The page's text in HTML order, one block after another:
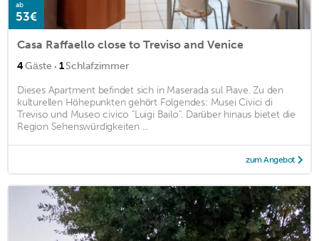
ab
53€
Casa Raffaello close to Treviso and Venice
4Gäste · 1Schlafzimmer
Dieses Apartment befindet sich in Maserada sul Piave. Zu den
kulturellen Höhepunkten gehört Folgendes: Musei Civici di
Treviso und Museo civico "Luigi Bailo". Darüber hinaus bietet die
Region Sehenswürdigkeiten ...
zum Angebot